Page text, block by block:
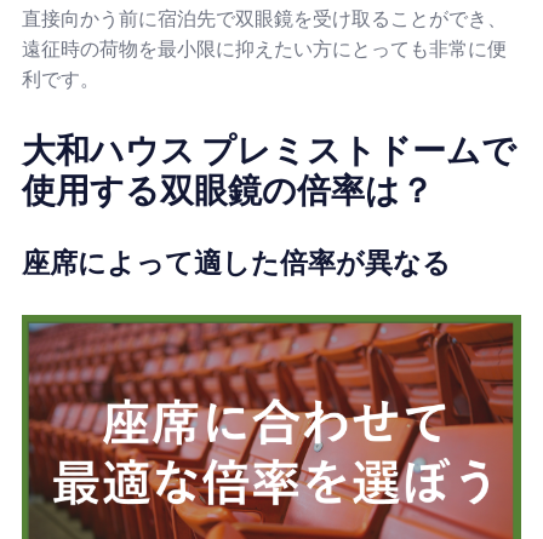
直接向かう前に宿泊先で双眼鏡を受け取ることができ、
遠征時の荷物を最小限に抑えたい方にとっても非常に便
利です。
大和ハウス プレミストドームで
使用する双眼鏡の倍率は？
座席によって適した倍率が異なる